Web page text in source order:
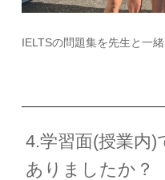
IELTSの問題集を先生と一緒
4.学習面(授業内
ありましたか？